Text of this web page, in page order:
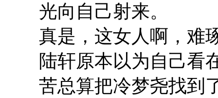
光向自己射来。
真是，这女人啊，难
陆轩原本以为自己看
苦总算把冷梦尧找到